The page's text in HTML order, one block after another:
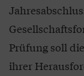
Prüfung soll
ihrer